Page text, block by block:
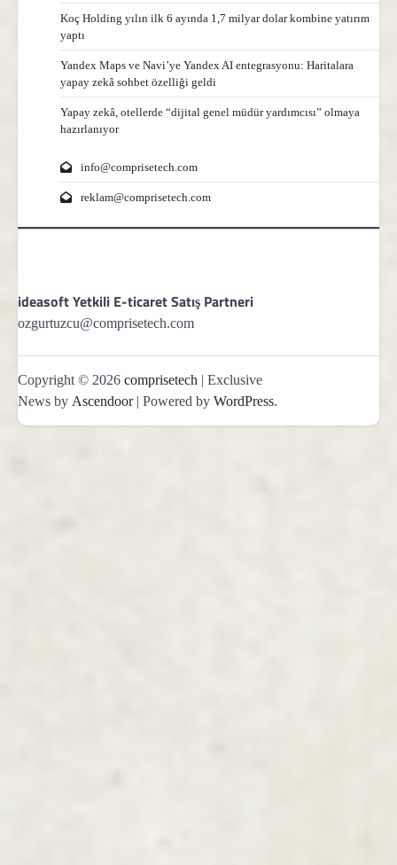
Koç Holding yılın ilk 6 ayında 1,7 milyar dolar kombine yatırım
yaptı
Yandex Maps ve Navi’ye Yandex AI entegrasyonu: Haritalara
yapay zekâ sohbet özelliği geldi
Yapay zekâ, otellerde “dijital genel müdür yardımcısı” olmaya
hazırlanıyor
info@comprisetech.com
reklam@comprisetech.com
ideasoft Yetkili E-ticaret Satış Partneri
ozgurtuzcu@comprisetech.com
Copyright © 2026 comprisetech | Exclusive
News by Ascendoor| Powered by WordPress.